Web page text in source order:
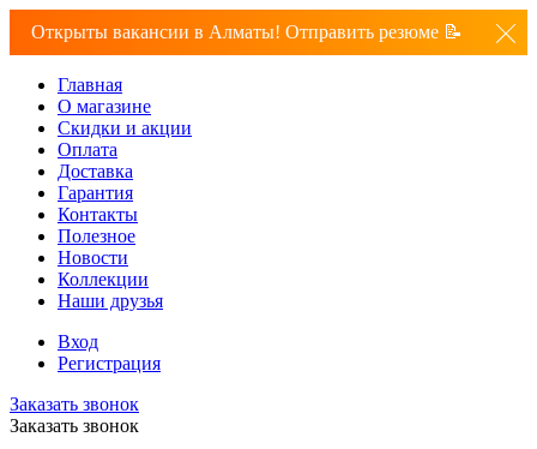
Открыты вакансии в Алматы! Отправить резюме 📝
Главная
О магазине
Скидки и акции
Оплата
Доставка
Гарантия
Контакты
Полезное
Новости
Коллекции
Наши друзья
Вход
Регистрация
Заказать звонок
Заказать звонок